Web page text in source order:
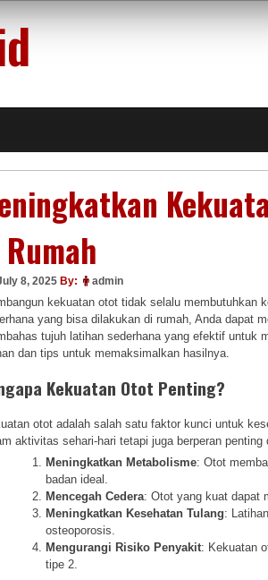
8, 2025 By: admin
kekuatan otot tidak selalu membutuhkan
yang bisa dilakukan di rumah, Anda dapat
tujuh latihan sederhana yang efektif untuk
dan tips untuk memaksimalkan hasilnya.
Kekuatan Otot Penting?
otot adalah salah satu faktor kunci untuk
aktivitas sehari-hari tetapi juga berperan penting
Meningkatkan Metabolisme: Otot
badan ideal.
Mencegah Cedera: Otot yang kuat dapat
Meningkatkan Kesehatan Tulang:
osteoporosis.
Mengurangi Risiko Penyakit: Kekuatan
tipe 2.